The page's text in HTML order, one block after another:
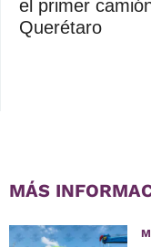
el primer
Querétaro
MÁS